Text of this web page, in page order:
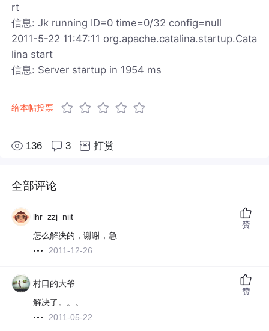
rt
信息: Jk running ID=0 time=0/32 config=null
2011-5-22 11:47:11 org.apache.catalina.startup.Cata
lina start
信息: Server startup in 1954 ms
给本帖投票
136 3 打赏
全部评论
lhr_zzj_niit
怎么解决的，谢谢，急
2011-12-26
赞
村口的大爷
解决了。。。
2011-05-22
赞